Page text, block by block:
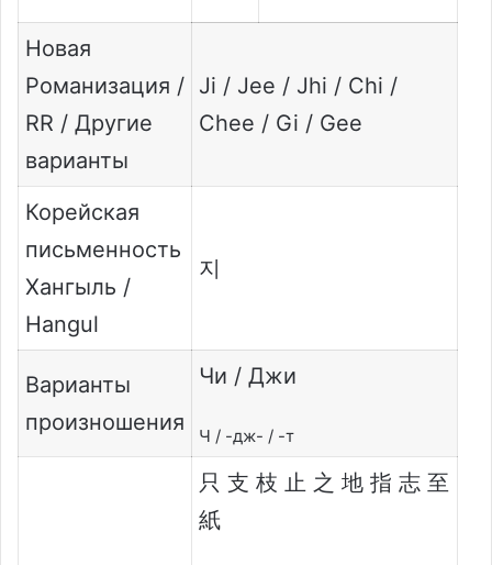
Новая
Романизация /
RR / Другие
варианты
Ji / Jee / Jhi / Chi /
Chee / Gi / Gee
Корейская
письменность
Хангыль /
Hangul
지
Варианты
произношения
Чи / Джи
Ч / -дж- / -т
只 支 枝 止 之 地 指 志 至
紙